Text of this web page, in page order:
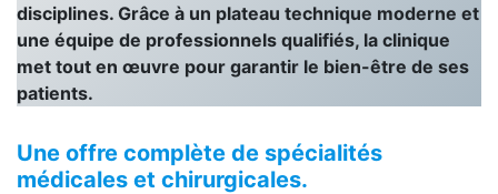
disciplines. Grâce à un plateau technique moderne et
une équipe de professionnels qualifiés, la clinique
met tout en œuvre pour garantir le bien-être de ses
patients.
Une offre complète de spécialités
médicales et chirurgicales.